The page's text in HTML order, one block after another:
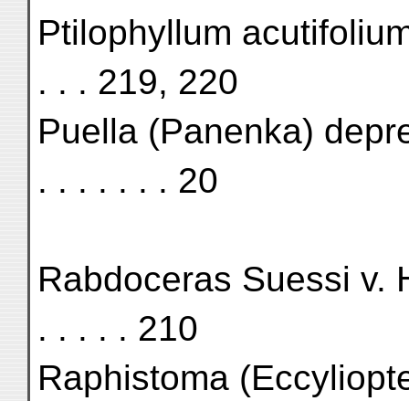
Ptilophyllum
. . . 219, 220
Puella (Panenka)
. . . . . . . 20
Rabdoceras Suessi v.
. . . . . 210
Raphistoma